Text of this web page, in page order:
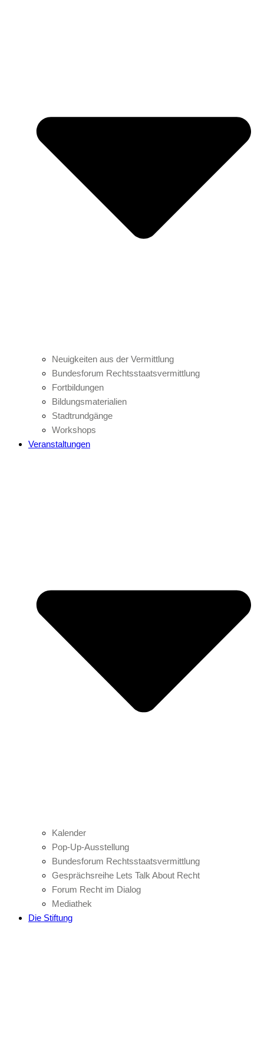
Neuigkeiten aus der Vermittlung
Bundesforum Rechtsstaatsvermittlung
Fortbildungen
Bildungsmaterialien
Stadtrundgänge
Workshops
Veranstaltungen
Kalender
Pop-Up-Ausstellung
Bundesforum Rechtsstaatsvermittlung
Gesprächsreihe Lets Talk About Recht
Forum Recht im Dialog
Mediathek
Die Stiftung